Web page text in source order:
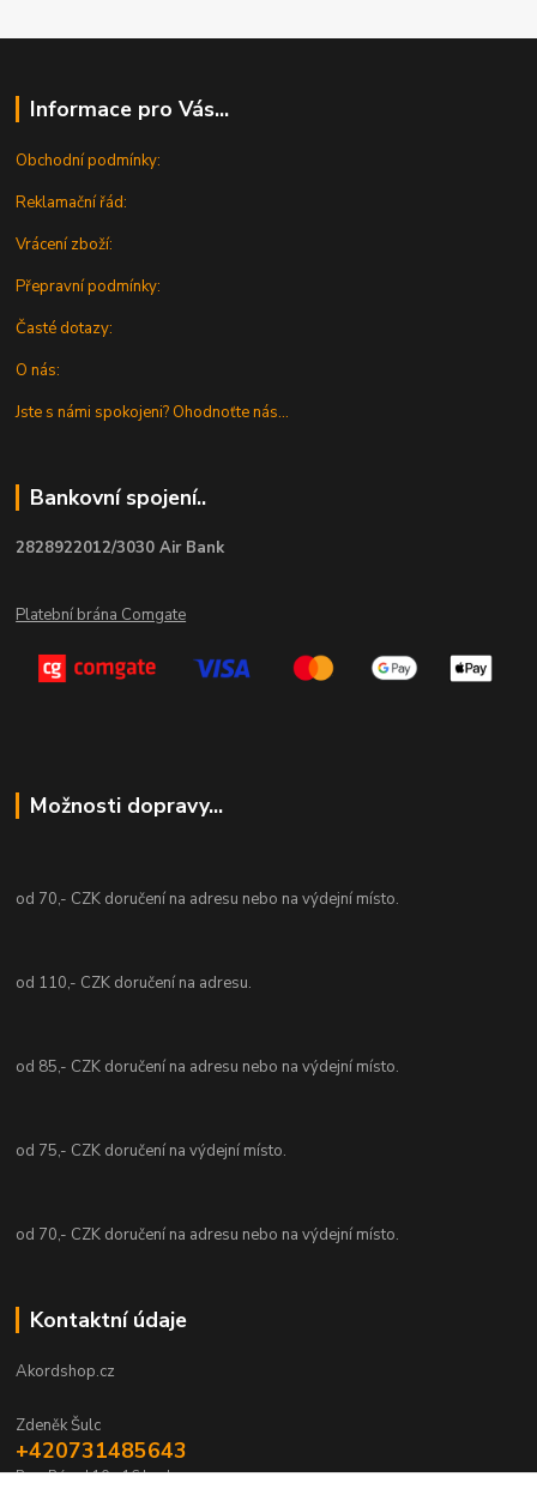
Informace pro Vás...
Obchodní podmínky:
Reklamační řád:
Vrácení zboží:
Přepravní podmínky:
Časté dotazy:
O nás:
Jste s námi spokojeni? Ohodnoťte nás...
Bankovní spojení..
2828922012/3030 Air Bank
Platební brána Comgate
Možnosti dopravy...
od 70,- CZK doručení na adresu nebo na výdejní místo.
od 110,- CZK doručení na adresu.
od 85,- CZK doručení na adresu nebo na výdejní místo.
od 75,- CZK doručení na výdejní místo.
od 70,- CZK doručení na adresu nebo na výdejní místo.
Kontaktní údaje
Akordshop.cz
Zdeněk Šulc
+420731485643
Po - Pá od 10 - 16 hod.